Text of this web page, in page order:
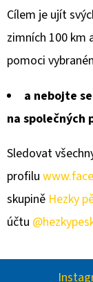
Cílem je ujít
zimních 100 km
pomoci
a nebojte
na společných
Sledovat
profilu
skupině Hezky
účtu